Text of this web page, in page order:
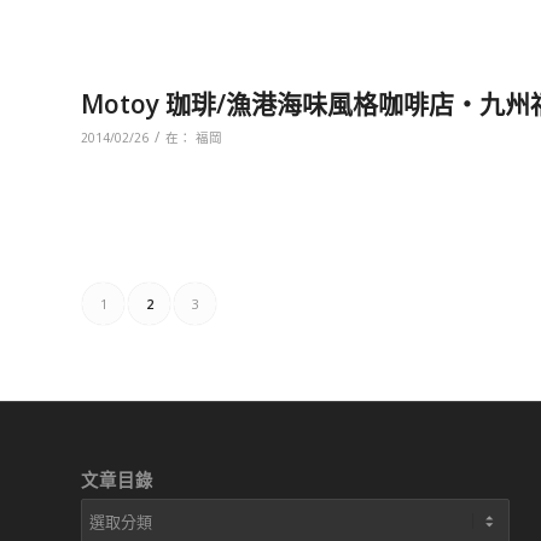
Motoy 珈琲/漁港海味風格咖啡店‧九州
2014/02/26 / 在： 福岡
1 2 3
文章目錄
文
章